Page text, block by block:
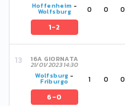
Hoffenheim -
Wolfsburg
1-2
0 0 0
16A GIORNATA
21/01/2023 14:30
Wolfsburg -
Friburgo
6-0
1 0 0